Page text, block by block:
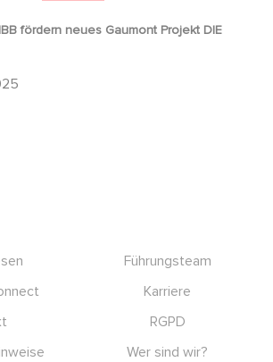
fördern neues Gaumont Projekt DIE
Führungsteam
Karriere
RGPD
Wer sind wir?